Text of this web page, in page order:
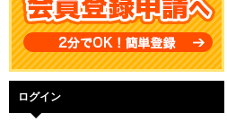
ログイン